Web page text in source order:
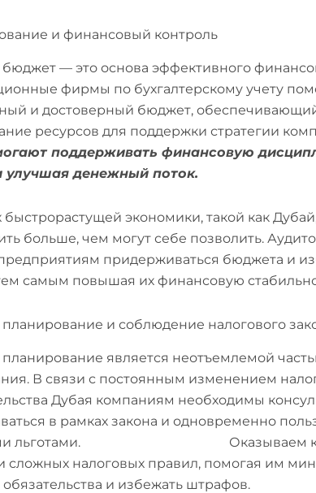
и финансовый контроль
— это основа эффективного
фирмы по бухгалтерскому учету
и достоверный бюджет,
ресурсов для поддержки стратегии
поддерживать финансовую
улучшая денежный поток.
быстрорастущей экономики, такой как
больше, чем могут себе позволить.
придерживаться бюджета и
самым повышая их финансовую
и соблюдение налогового
планирование является неотъемлемой
В связи с постоянным изменением
Дубая компаниям необходимы
в рамках закона и одновременно
льготами.
Оказываем
сложных налоговых правил, помогая им
и избежать штрафов.